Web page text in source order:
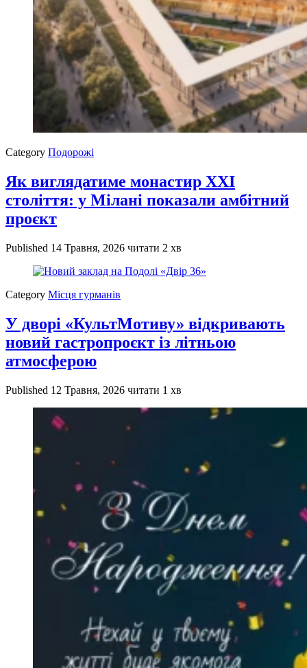
Category Подорожі
Як виглядатиме монастир XXI
століття: у Мілані показали амбітний
проєкт
Published 14 Травня, 2026 читати 2 хв
Category Місця гурманів
У дворі «КультМотиву» відкривають
новий гастропроєкт із літньою
атмосферою
Published 12 Травня, 2026 читати 1 хв